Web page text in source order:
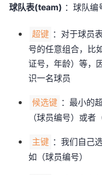
球队表(team) ：球队编
超键 ：对于球员
号的任意组合，比
证号，年龄）等，
识一名球员
候选键 ：最小的
（球员编号）或者
主键 ：我们自己
如（球员编号）